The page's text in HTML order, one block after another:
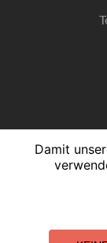
Damit